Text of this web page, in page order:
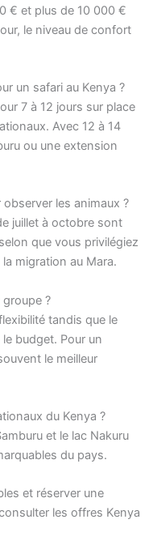
€ et plus de 10 000 €
le niveau de confort
un safari au Kenya ?
7 à 12 jours sur place
Avec 12 à 14
ou une extension
observer les animaux ?
juillet à octobre sont
que vous privilégiez
migration au Mara.
?
tandis que le
budget. Pour un
le meilleur
du Kenya ?
et le lac Nakuru
du pays.
et réserver une
les offres Kenya